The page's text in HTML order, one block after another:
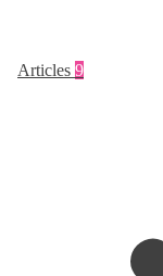
Articles 9